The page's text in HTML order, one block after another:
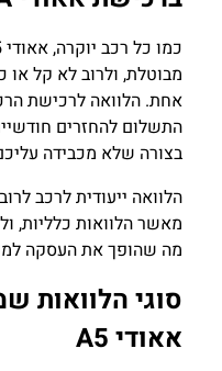
מבוטלת, ולרוב לא קל או
אחת. הלוואה לרכישת
התשלום להחזרים
בצורה שלא מכבידה
הלוואה ייעודית לרכב
מאשר הלוואות כלליות,
מה שהופך את העסקה
סוגי הלוואות
אאודי A5